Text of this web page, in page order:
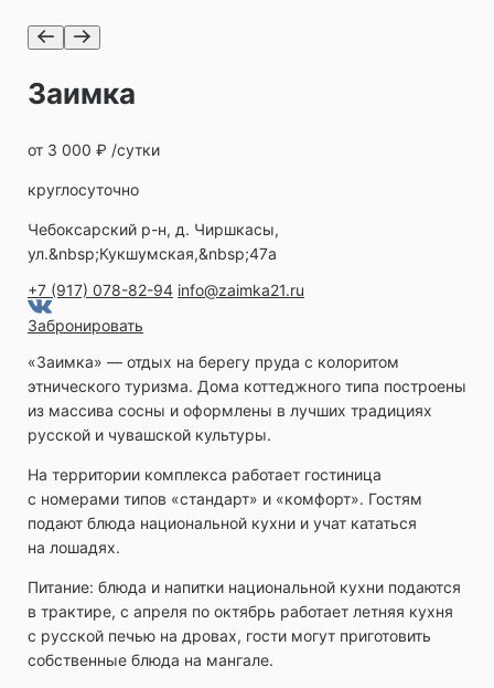
Заимка
от 3 000 ₽ /сутки
круглосуточно
Чебоксарский р-н, д. Чиршкасы,
ул.&nbsp;Кукшумская,&nbsp;47а
+7 (917) 078-82-94 info@zaimka21.ru
Забронировать
«Заимка» ― отдых на берегу пруда с колоритом
этнического туризма. Дома коттеджного типа построены
из массива сосны и оформлены в лучших традициях
русской и чувашской культуры.
На территории комплекса работает гостиница
с номерами типов «стандарт» и «комфорт». Гостям
подают блюда национальной кухни и учат кататься
на лошадях.
Питание: блюда и напитки национальной кухни подаются
в трактире, с апреля по октябрь работает летняя кухня
с русской печью на дровах, гости могут приготовить
собственные блюда на мангале.